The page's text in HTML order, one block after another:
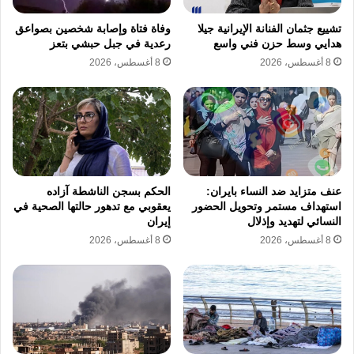
الواقع التي يتبناها كيان الاحتلال الاسرائيلي ميدانيا.
تتطلب هذه الانتهاكات الجسيمة تحركا دوليا عاجلا
لضمان حماية المدنيين ووقف المخططات التي
تهدف إلى تقويض الحقوق الفلسطينية المشروعة
في الضفة الغربية المحتلة. يقع على عاتق المجتمع
الدولي مسؤوليات قانونية وإنسانية تستوجب
الوقوف بحزم ضد سياسات الضم والتهجير والعنف
الاستيطاني المتصاعد. تظل الحقوق التاريخية
كافة المحاولات الجارية لفرض واقع جديد يكرس
الاحتلال الاسرائيلي ويصادر الأراضي الفلسطينية
لصالح توسيع المستوطنات.
تشييع جثمان الفنانة الإيرانية جيلا
هدايي وسط حزن فني واسع
8 أغسطس، 2026
وفاة فتاة وإصابة شخصين بصواعق
رعدية في جبل حبشي بتعز
8 أغسطس، 2026
عنف متزايد ضد النساء بايران:
استهداف مستمر وتحويل الحضور
النسائي لتهديد وإذلال
8 أغسطس، 2026
الحكم بسجن الناشطة آزاده
يعقوبي مع تدهور حالتها الصحية في
إيران
8 أغسطس، 2026